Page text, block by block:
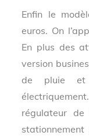
Enfin le
euros. On
En plus des
version
de pluie et
régulateur